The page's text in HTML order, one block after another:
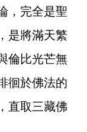
，完全是聖
是將滿天繁
倫比光芒無
徊於佛法的
直取三藏佛